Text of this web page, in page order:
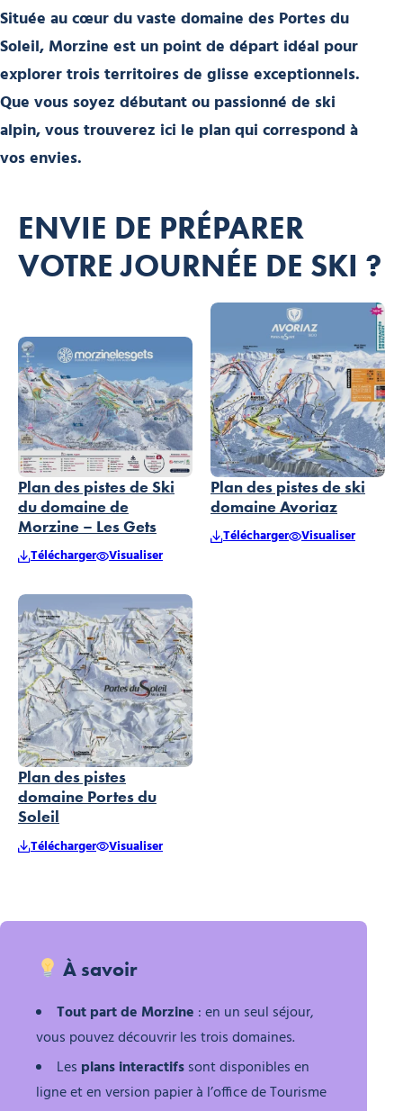
Située au cœur du vaste domaine des Portes du
Soleil, Morzine est un point de départ idéal pour
explorer trois territoires de glisse exceptionnels.
Que vous soyez débutant ou passionné de ski
alpin, vous trouverez ici le plan qui correspond à
vos envies.
ENVIE DE PRÉPARER
VOTRE JOURNÉE DE SKI ?
Plan des pistes de Ski
du domaine de
Morzine – Les Gets
Télécharger Visualiser
Plan des pistes de ski
domaine Avoriaz
Télécharger Visualiser
Plan des pistes
domaine Portes du
Soleil
Télécharger Visualiser
À savoir
Tout part de Morzine : en un seul séjour,
vous pouvez découvrir les trois domaines.
Les plans interactifssont disponibles en
ligne et en version papier à l’office de Tourisme